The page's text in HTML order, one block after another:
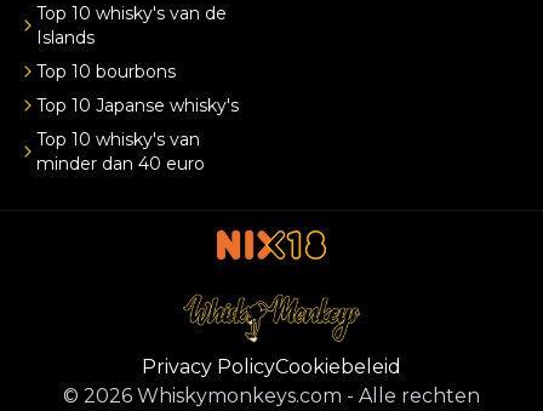
Top 10 whisky's van de
Islands
Top 10 bourbons
Top 10 Japanse whisky's
Top 10 whisky's van
minder dan 40 euro
Privacy PolicyCookiebeleid
© 2026 Whiskymonkeys.com - Alle rechten